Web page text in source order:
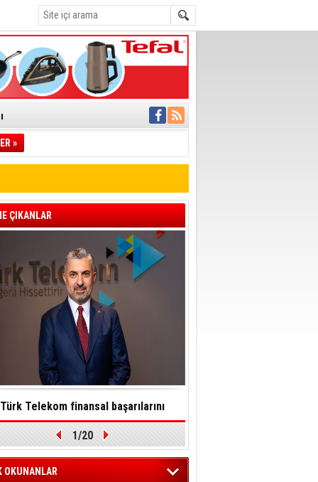
İletti
müdahale
Geçti
»
ÇIKANLAR
Türk Telekom finansal başarılarını
vizyonuyla taçlandırdı
1/20
OKUNANLAR